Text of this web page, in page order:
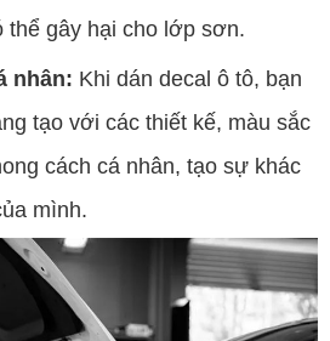
thể gây hại cho lớp sơn.
nhân: Khi dán decal ô tô, bạn
tạo với các thiết kế, màu sắc
cách cá nhân, tạo sự khác
mình.